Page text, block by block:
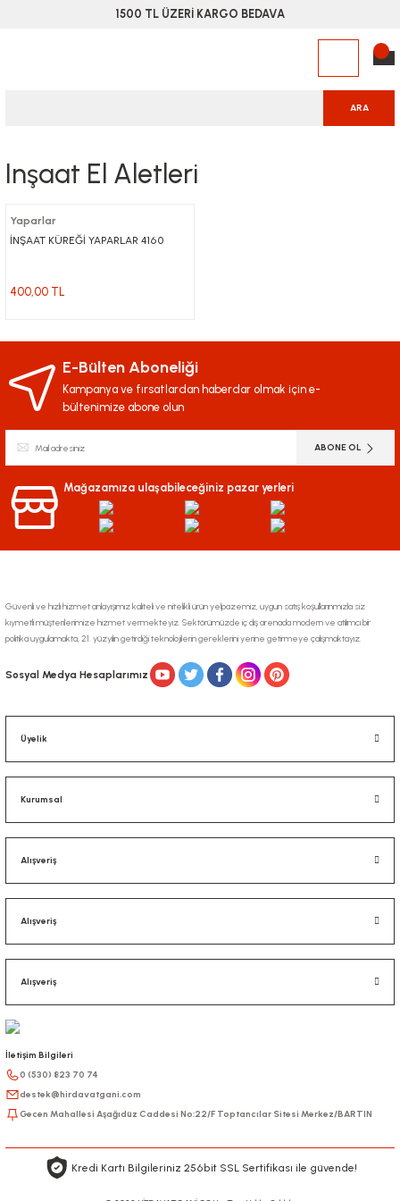
1500 TL ÜZERİ KARGO BEDAVA
ARA
Inşaat El Aletleri
Yaparlar
İNŞAAT KÜREĞİ YAPARLAR 4160
400,00 TL
E-Bülten Aboneliği
Kampanya ve fırsatlardan haberdar olmak için e-
bültenimize abone olun
ABONE OL
Mağazamıza ulaşabileceğiniz pazar yerleri
Güvenli ve hızlı hizmet anlayışımız kaliteli ve nitelikli ürün yelpazemiz, uygun satış koşullarınmızla siz
kıymetli müşterilerimize hizmet vermekteyiz. Sektörümüzde iç dış arenada modern ve atılımcı bir
politika uygulamakta, 21. yüzyılın getirdiği teknolojilerin gereklerini yerine getirmeye çalışmaktayız.
Sosyal Medya Hesaplarımız
Üyelik
Kurumsal
Alışveriş
Alışveriş
Alışveriş
İletişim Bilgileri
0 (530) 823 70 74
destek@hirdavatgani.com
Gecen Mahallesi Aşağıdüz Caddesi No:22/F Toptancılar Sitesi Merkez/BARTIN
Kredi Kartı Bilgileriniz 256bit SSL Sertifikası ile güvende!